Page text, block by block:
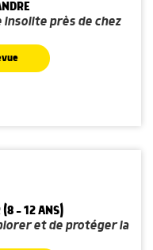
insolite près de chez
(8 - 12 ANS)
et de protéger la